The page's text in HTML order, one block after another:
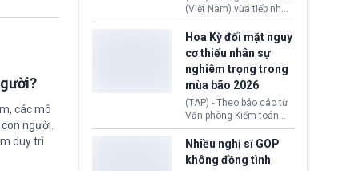
các mô
người.
duy trì
viên Việt Nam, hỗ trợ
toàn bộ chi phí học tập
cùng nhiều quyền lợi
trong suốt một năm
học.
(Việt Nam) vừa tiếp nhận
47 công dân Việt Nam bị
Hoa Kỳ trục xuất về
nước. Đây là đợt có số
lượng lớn nhất từ đầu
năm 2026 đến nay, phản
ánh xu hướng gia tăng
các trường hợp trục
xuất.
Hoa Kỳ đối mặt nguy
cơ thiếu nhân sự
nghiêm trọng trong
mùa bão 2026
(TAP) - Theo báo cáo từ
Văn phòng Kiểm toán
Chính phủ (GAO), Cơ
quan Quản lý Khẩn cấp
Liên bang (FEMA) thuộc
Bộ An ninh Nội địa Hoa
Nhiều nghị sĩ GOP
không đồng tình